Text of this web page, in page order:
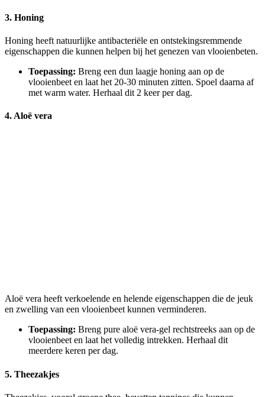
3. Honing
Honing heeft natuurlijke antibacteriële en ontstekingsremmende
eigenschappen die kunnen helpen bij het genezen van vlooienbeten.
Toepassing: Breng een dun laagje honing aan op de
vlooienbeet en laat het 20-30 minuten zitten. Spoel daarna af
met warm water. Herhaal dit 2 keer per dag.
4. Aloë vera
Aloë vera heeft verkoelende en helende eigenschappen die de jeuk
en zwelling van een vlooienbeet kunnen verminderen.
Toepassing: Breng pure aloë vera-gel rechtstreeks aan op de
vlooienbeet en laat het volledig intrekken. Herhaal dit
meerdere keren per dag.
5. Theezakjes